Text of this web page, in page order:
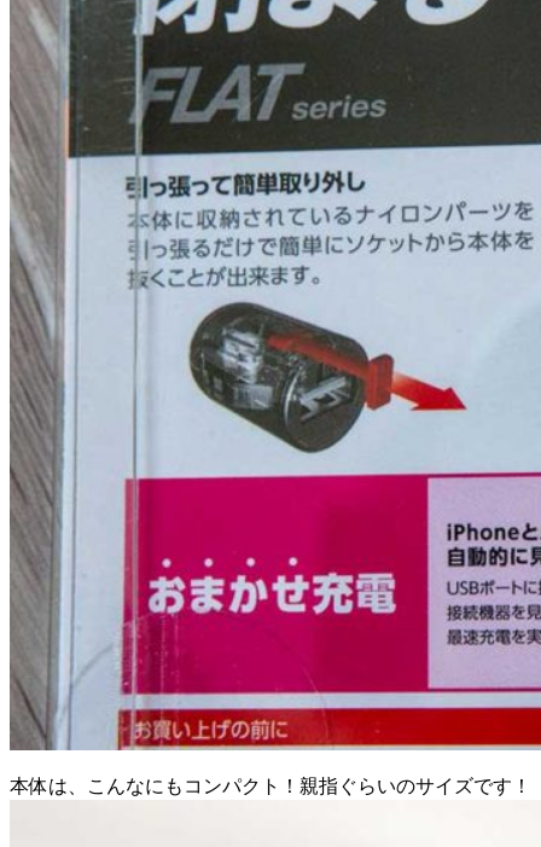
本体は、こんなにもコンパクト！親指ぐらいのサイズです！